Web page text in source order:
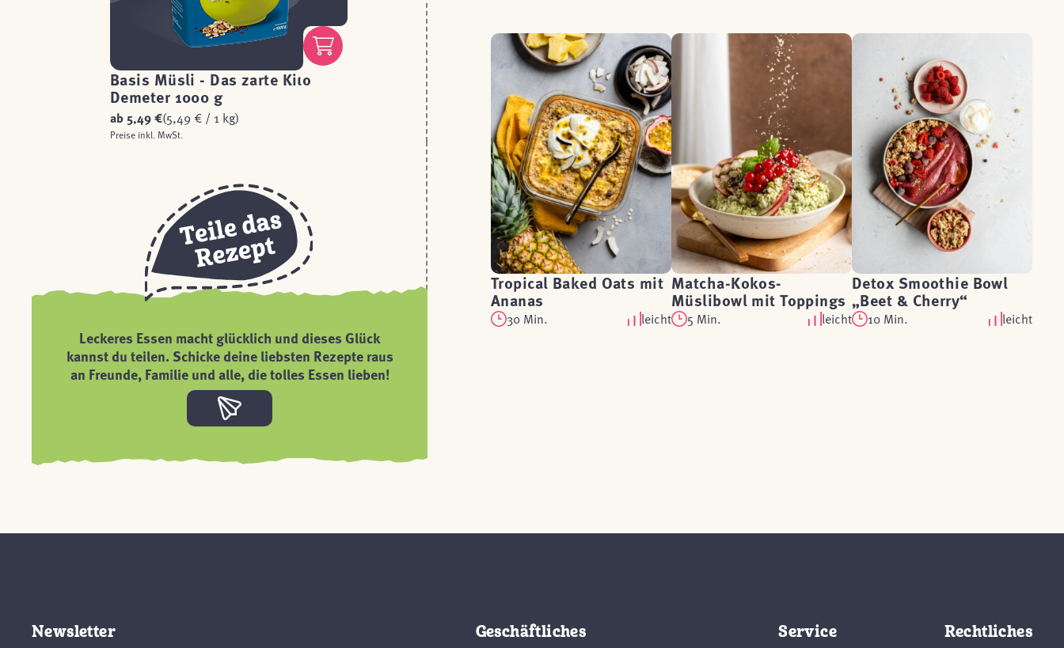
Basis Müsli - Das zarte Kilo
Demeter 1000 g
ab 5,49 €(5,49 € / 1 kg)
Preise inkl. MwSt.
Leckeres Essen macht glücklich und dieses Glück
kannst du teilen. Schicke deine liebsten Rezepte raus
an Freunde, Familie und alle, die tolles Essen lieben!
Tropical Baked Oats mit
Ananas
30 Min. leicht
Matcha-Kokos-
Müslibowl mit Toppings
5 Min. leicht
Detox Smoothie Bowl
„Beet & Cherry“
10 Min. leicht
Newsletter Geschäftliches Service Rechtliches